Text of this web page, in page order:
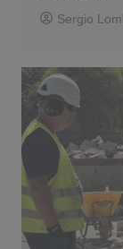
Sergio